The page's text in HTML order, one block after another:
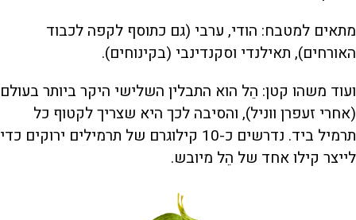
מתאים למטבח: הודי, ערבי (גם כתוסף לקפה לכבוד
האורחים), תאילנדי וסקנדינבי (בקינוחים).
ועוד משהו קטן: הֵל הוא התבלין השלישי היקר ביותר בעולם
(אחרי זעפרן ווניל), והסיבה לכך היא שצריך לקטוף כל
תרמיל ביד. נדרשים כ-10 קילוגרם של תרמילים ירוקים כדי
לייצר קילו אחד של הֵל מיובש.